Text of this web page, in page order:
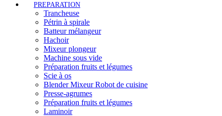
PREPARATION
Trancheuse
Pétrin à spirale
Batteur mélangeur
Hachoir
Mixeur plongeur
Machine sous vide
Préparation fruits et légumes
Scie à os
Blender Mixeur Robot de cuisine
Presse-agrumes
Préparation fruits et légumes
Laminoir